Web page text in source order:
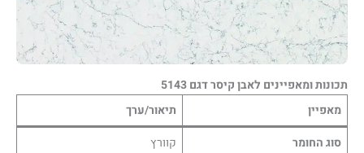
תכונות ומאפיינים לאבן קיסר דגם 5143
מאפיין
תיאור/ערך
סוג החומר
קוורץ